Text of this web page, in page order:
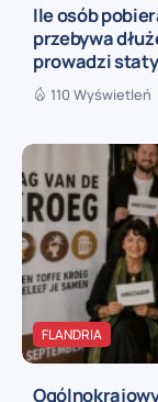
Ile osób
przebywa
prowadzi
110 Wyświetleń
FLANDRIA